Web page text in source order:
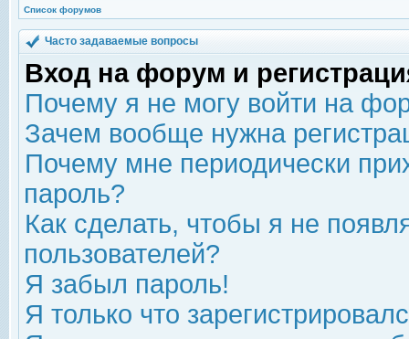
Список форумов
Часто задаваемые вопросы
Вход на форум и
Почему я не могу войти на
Зачем вообще нужна
Почему мне периодически
пароль?
Как сделать, чтобы я не
пользователей?
Я забыл пароль!
Я только что